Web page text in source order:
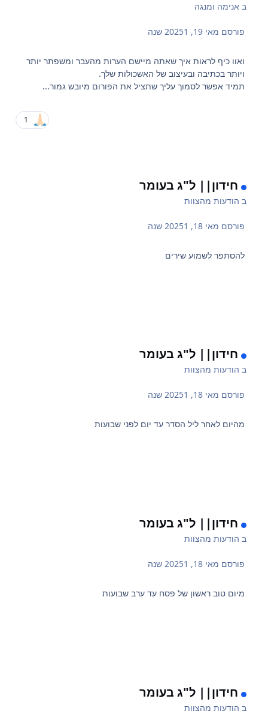
באנימה ומנגה
פורסם מאי 19, 2025 1 שנה
ואוו כיף לראות איך שאתה מיישם הערות מהעבר ומשפתר יותר
ויותר בכתיבה ובעיצוב של האשכולות שלך.
תמיד אפשר לסמוך עליך שתציל את הפורום מיובש גמור...
1
חידון|| ל"ג בעומר
ב הודעות מהצוות
פורסם מאי 18, 2025 1 שנה
להסתפר לשמוע שירים
חידון|| ל"ג בעומר
ב הודעות מהצוות
פורסם מאי 18, 2025 1 שנה
מהיום לאחר ליל הסדר עד יום לפני שבועות
חידון|| ל"ג בעומר
ב הודעות מהצוות
פורסם מאי 18, 2025 1 שנה
מיום טוב ראשון של פסח עד ערב שבועות
חידון|| ל"ג בעומר
ב הודעות מהצוות